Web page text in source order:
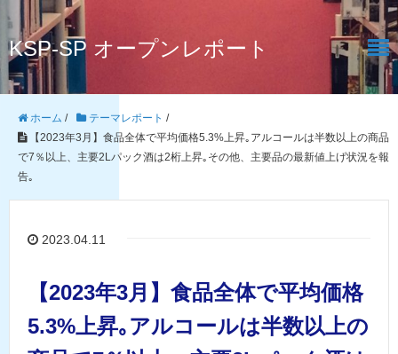
KSP-SP オープンレポート
ホーム / テーマレポート /
【2023年3月】食品全体で平均価格5.3%上昇｡アルコールは半数以上の商品
で7％以上、主要2Lパック酒は2桁上昇｡その他、主要品の最新値上げ状況を報
告｡
2023.04.11
【2023年3月】食品全体で平均価格
5.3%上昇｡アルコールは半数以上の